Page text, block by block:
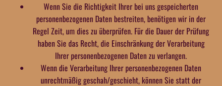
Wenn Sie die Richtigkeit Ihrer bei uns gespeicherten
personenbezogenen Daten bestreiten, benötigen wir in der
Regel Zeit, um dies zu überprüfen. Für die Dauer der Prüfung
haben Sie das Recht, die Einschränkung der Verarbeitung
Ihrer personenbezogenen Daten zu verlangen.
Wenn die Verarbeitung Ihrer personenbezogenen Daten
unrechtmäßig geschah/geschieht, können Sie statt der